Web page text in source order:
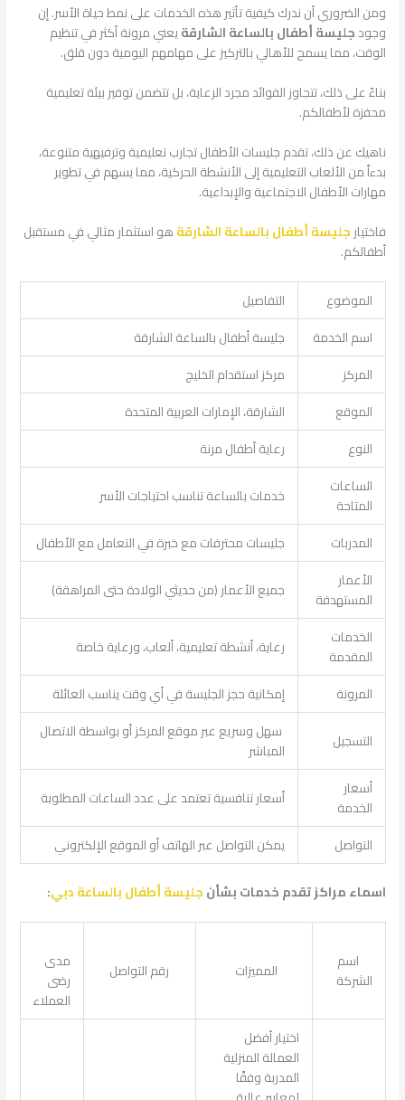
ومن الضروري أن ندرك كيفية تأثير هذه الخدمات على نمط حياة الأسر. إن
وجودجليسة أطفال بالساعة الشارقةيعني مرونة أكثر في تنظيم
الوقت، مما يسمح للأهالي بالتركيز على مهامهم اليومية دون قلق.
بناءً على ذلك، تتجاوز الفوائد مجرد الرعاية، بل تتضمن توفير بيئة تعليمية
محفزة لأطفالكم.
ناهيك عن ذلك، تقدم جليسات الأطفال تجارب تعليمية وترفيهية متنوعة،
بدءاً من الألعاب التعليمية إلى الأنشطة الحركية، مما يسهم في تطوير
مهارات الأطفال الاجتماعية والإبداعية.
فاختيارجليسة أطفال بالساعة الشارقةهو استثمار مثالي في مستقبل
أطفالكم.
الموضوع
التفاصيل
اسم الخدمة
جليسة أطفال بالساعة الشارقة
المركز
مركز استقدام الخليج
الموقع
الشارقة، الإمارات العربية المتحدة
النوع
رعاية أطفال مرنة
الساعات
المتاحة
خدمات بالساعة تناسب احتياجات الأسر
المدربات
جليسات محترفات مع خبرة في التعامل مع الأطفال
الأعمار
المستهدفة
جميع الأعمار (من حديثي الولادة حتى المراهقة)
الخدمات
المقدمة
رعاية، أنشطة تعليمية، ألعاب، ورعاية خاصة
المرونة
إمكانية حجز الجليسة في أي وقت يناسب العائلة
التسجيل
سهل وسريع عبر موقع المركز أو بواسطة الاتصال
المباشر
أسعار
الخدمة
أسعار تنافسية تعتمد على عدد الساعات المطلوبة
التواصل
يمكن التواصل عبر الهاتف أو الموقع الإلكتروني
اسماء مراكز تقدم خدمات بشأنجليسة أطفال بالساعة دبي:
اسم
الشركة
المميزات رقم التواصل
مدى
رضى
العملاء
اختيار أفضل
العمالة المنزلية
المدربة وفقًا